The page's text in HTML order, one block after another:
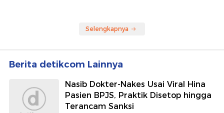
Selengkapnya
Berita detikcom Lainnya
Nasib Dokter-Nakes Usai Viral Hina
Pasien BPJS, Praktik Disetop hingga
Terancam Sanksi